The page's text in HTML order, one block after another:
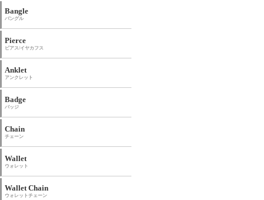
Bangle
バングル
Pierce
ピアス/イヤカフス
Anklet
アンクレット
Badge
バッジ
Chain
チェーン
Wallet
ウォレット
Wallet Chain
ウォレットチェーン